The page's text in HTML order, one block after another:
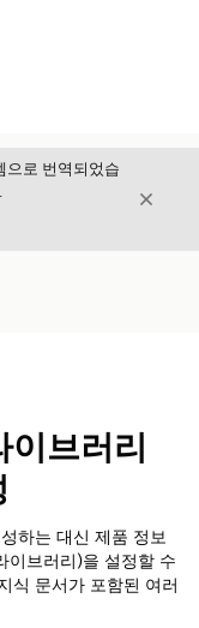
으로 번역되었습
닫기
브러리
하는 대신 제품 정보
이브러리)을 설정할 수
식 문서가 포함된 여러